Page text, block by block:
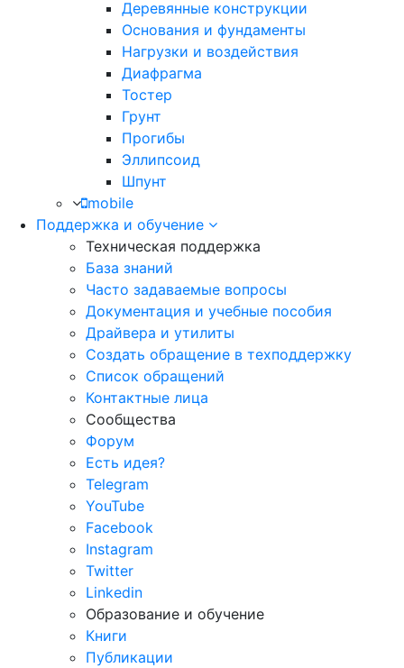
Деревянные конструкции
Основания и фундаменты
Нагрузки и воздействия
Диафрагма
Тостер
Грунт
Прогибы
Эллипсоид
Шпунт
mobile
Поддержка и обучение
Техническая поддержка
База знаний
Часто задаваемые вопросы
Документация и учебные пособия
Драйвера и утилиты
Создать обращение в техподдержку
Список обращений
Контактные лица
Сообщества
Форум
Есть идея?
Telegram
YouTube
Facebook
Instagram
Twitter
Linkedin
Образование и обучение
Книги
Публикации